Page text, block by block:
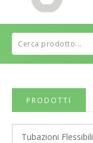
PRODOTTI
Tubazioni Flessibili